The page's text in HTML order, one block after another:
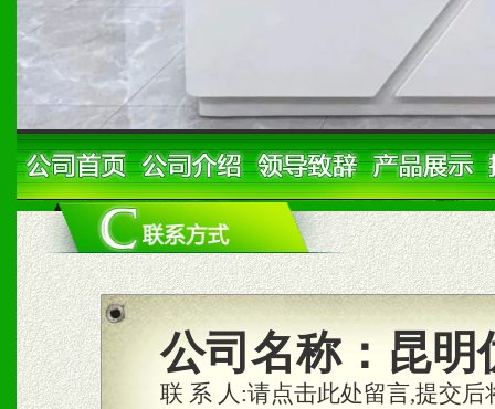
公司名称： 昆明
联 系 人:请点击此处留言,提交